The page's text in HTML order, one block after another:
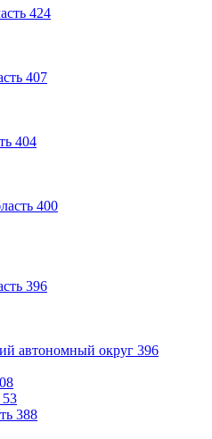
424
407
404
400
396
автономный округ 396
53
388